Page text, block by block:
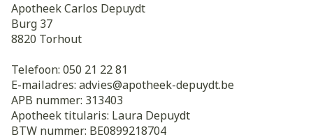
Apotheek Carlos Depuydt
Burg 37
8820 Torhout
Telefoon: 050 21 22 81
E-mailadres: advies@apotheek-depuydt.be
APB nummer: 313403
Apotheek titularis: Laura Depuydt
BTW nummer: BE0899218704